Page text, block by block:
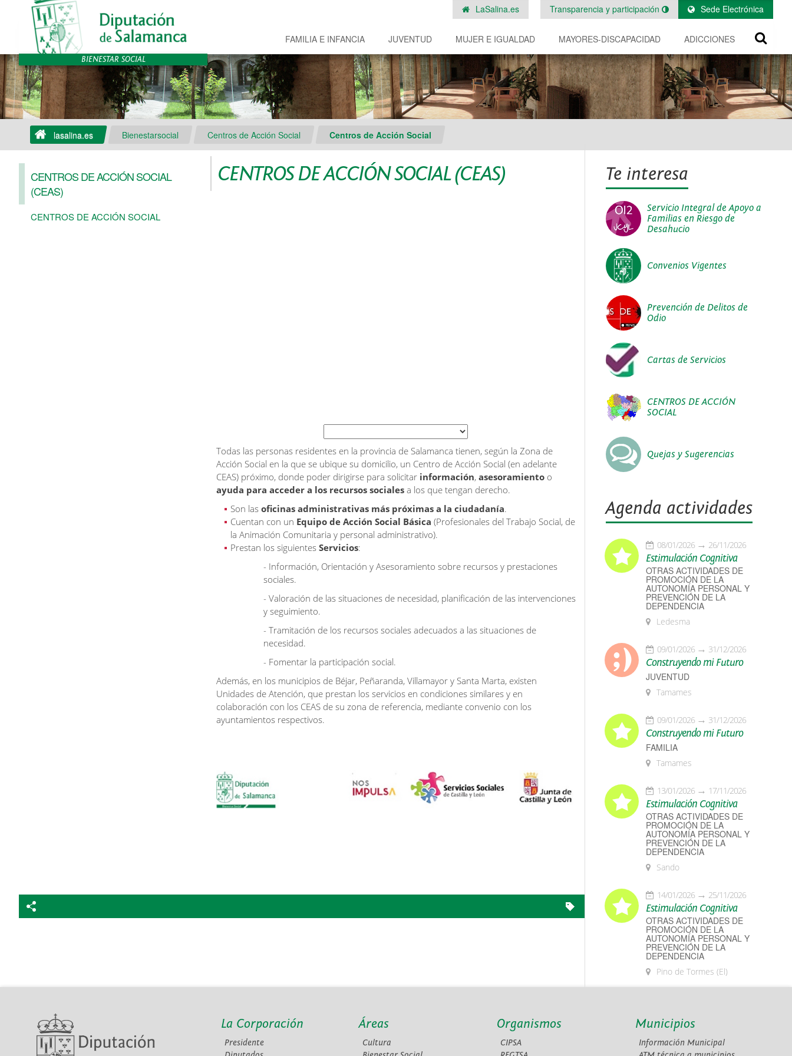
Sede Electrónica
Transparencia y participación
LaSalina.es
FAMILIA E INFANCIA JUVENTUD MUJER E IGUALDAD MAYORES-DISCAPACIDAD ADICCIONES
lasalina.es Bienestarsocial Centros de Acción Social Centros de Acción Social
CENTROS DE ACCIÓN SOCIAL
(CEAS)
CENTROS DE ACCIÓN SOCIAL
CENTROS DE ACCIÓN SOCIAL (CEAS)
Todas las personas residentes en la provincia de Salamanca tienen, según la Zona de
Acción Social en la que se ubique su domicilio, un Centro de Acción Social (en adelante
CEAS) próximo, donde poder dirigirse para solicitarinformación,asesoramientoo
ayuda para acceder a los recursos socialesa los que tengan derecho.
Son lasoficinas administrativas más próximas a la ciudadanía.
Cuentan con un Equipo de Acción Social Básica (Profesionales del Trabajo Social, de
la Animación Comunitaria y personal administrativo).
Prestan los siguientesServicios:
- Información, Orientación y Asesoramiento sobre recursos y prestaciones
sociales.
- Valoración de las situaciones de necesidad, planificación de las intervenciones
y seguimiento.
- Tramitación de los recursos sociales adecuados a las situaciones de
necesidad.
- Fomentar la participación social.
Además, en los municipios de Béjar, Peñaranda, Villamayor y Santa Marta, existen
Unidades de Atención, que prestan los servicios en condiciones similares y en
colaboración con los CEAS de su zona de referencia, mediante convenio con los
ayuntamientos respectivos.
Te interesa
Servicio Integral de Apoyo a
Familias en Riesgo de
Desahucio
Convenios Vigentes
Prevención de Delitos de
Odio
Cartas de Servicios
CENTROS DE ACCIÓN
SOCIAL
Quejas y Sugerencias
Agenda actividades
08/01/2026 26/11/2026
Estimulación Cognitiva
OTRAS ACTIVIDADES DE
PROMOCIÓN DE LA
AUTONOMÍA PERSONAL Y
PREVENCIÓN DE LA
DEPENDENCIA
Ledesma
09/01/2026 31/12/2026
Construyendo mi Futuro
JUVENTUD
Tamames
09/01/2026 31/12/2026
Construyendo mi Futuro
FAMILIA
Tamames
13/01/2026 17/11/2026
Estimulación Cognitiva
OTRAS ACTIVIDADES DE
PROMOCIÓN DE LA
AUTONOMÍA PERSONAL Y
PREVENCIÓN DE LA
DEPENDENCIA
Sando
14/01/2026 25/11/2026
Estimulación Cognitiva
OTRAS ACTIVIDADES DE
PROMOCIÓN DE LA
AUTONOMÍA PERSONAL Y
PREVENCIÓN DE LA
DEPENDENCIA
Pino de Tormes (El)
La Corporación
Presidente
Áreas
Cultura
Organismos
CIPSA
Municipios
Información Municipal